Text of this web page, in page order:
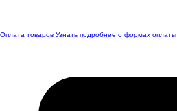
Оплата товаров Узнать подробнее о формах оплаты